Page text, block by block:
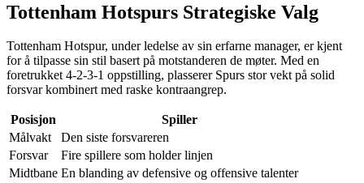
Tottenham Hotspurs Strategiske Valg
Tottenham Hotspur, under ledelse av sin erfarne manager, er kjent
for å tilpasse sin stil basert på motstanderen de møter. Med en
foretrukket 4-2-3-1 oppstilling, plasserer Spurs stor vekt på solid
forsvar kombinert med raske kontraangrep.
Posisjon
Spiller
Målvakt
Den siste forsvareren
Forsvar
Fire spillere som holder linjen
Midtbane En blanding av defensive og offensive talenter